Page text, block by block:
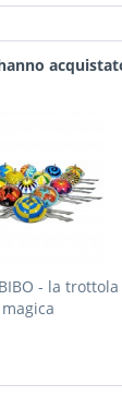
- la trottola
magica